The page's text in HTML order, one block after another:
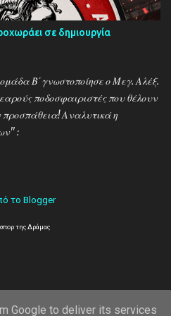
σε δημιουργία
Β΄γνωστοποίησε ο Μεγ. Αλέξ.
ποδοσφαιριστές που θέλουν
Αναλυτικά η
:
το Blogger
της Δράμας
Google to deliver its services